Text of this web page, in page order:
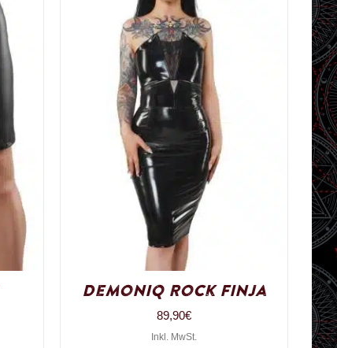
Demoniq Rock Finja
89,90€
Inkl. MwSt.